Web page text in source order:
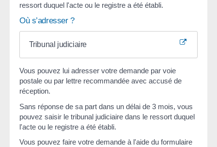
ressort duquel l'acte ou le registre a été établi.
Où s’adresser ?
Tribunal judiciaire
Vous pouvez lui adresser votre demande par voie
postale ou par lettre recommandée avec accusé de
réception.
Sans réponse de sa part dans un délai de 3 mois, vous
pouvez saisir le tribunal judiciaire dans le ressort duquel
l'acte ou le registre a été établi.
Vous pouvez faire votre demande à l'aide du formulaire